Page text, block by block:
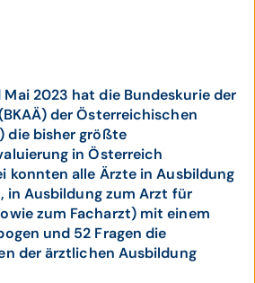
2023 hat die Bundeskurie der
der Österreichischen
die bisher größte
in Österreich
konnten alle Ärzte in Ausbildung
in Ausbildung zum Arzt für
zum Facharzt) mit einem
und 52 Fragen die
der ärztlichen Ausbildung